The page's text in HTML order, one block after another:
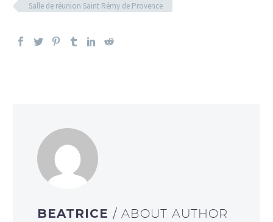
Salle de réunion Saint Rémy de Provence
BEATRICE / ABOUT AUTHOR